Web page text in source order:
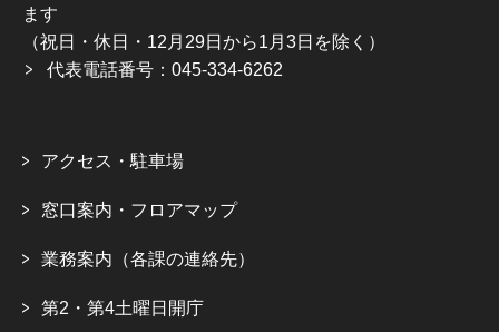
ます
（祝日・休日・12月29日から1月3日を除く）
代表電話番号：045-334-6262
アクセス・駐車場
窓口案内・フロアマップ
業務案内（各課の連絡先）
第2・第4土曜日開庁